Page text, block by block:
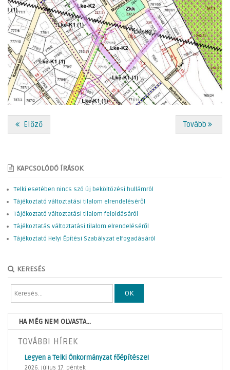
Előző Tovább
KAPCSOLÓDÓ ÍRÁSOK
Telki esetében nincs szó új beköltözési hullámról
Tájékoztató változtatási tilalom elrendeléséről
Tájékoztató változtatási tilalom feloldásáról
Tájékoztatás változtatási tilalom elrendeléséről
Tájékoztató Helyi Építési Szabályzat elfogadásáról
KERESÉS
OK
HA MÉG NEM OLVASTA...
TOVÁBBI HÍREK
Legyen a Telki Önkormányzat főépítésze!
2026. július 17. péntek